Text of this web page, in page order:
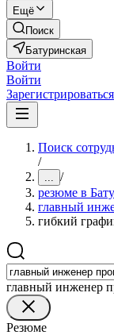
Ещё
Поиск
Батуринская
Войти
Войти
Зарегистрироваться
Поиск
/
... /
резюме в
главный
гибкий
главный инженер
Резюме